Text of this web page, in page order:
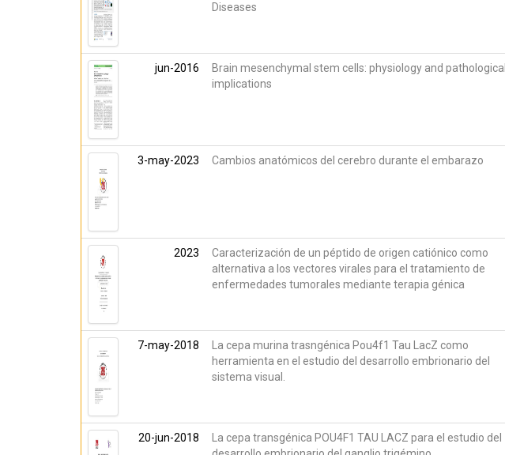
Diseases
jun-2016
Brain mesenchymal stem cells: physiology and pathological
implications
3-may-2023 Cambios anatómicos del cerebro durante el embarazo
2023
Caracterización de un péptido de origen catiónico como
alternativa a los vectores virales para el tratamiento de
enfermedades tumorales mediante terapia génica
7-may-2018
La cepa murina trasngénica Pou4f1 Tau LacZ como
herramienta en el estudio del desarrollo embrionario del
sistema visual.
20-jun-2018
La cepa transgénica POU4F1 TAU LACZ para el estudio del